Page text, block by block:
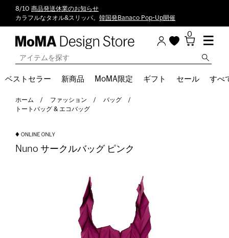
8/10 商品発送休業のお知らせ
カラフルなタオル&スリッパ。 韓国発Banaco Pop-Up開催
0
ベストセラー 新商品 MoMA限定 ギフト セール すべ
ホーム ファッション
バッグ
トートバッグ & エコバッグ
Nuno サークルバッグ ピンク